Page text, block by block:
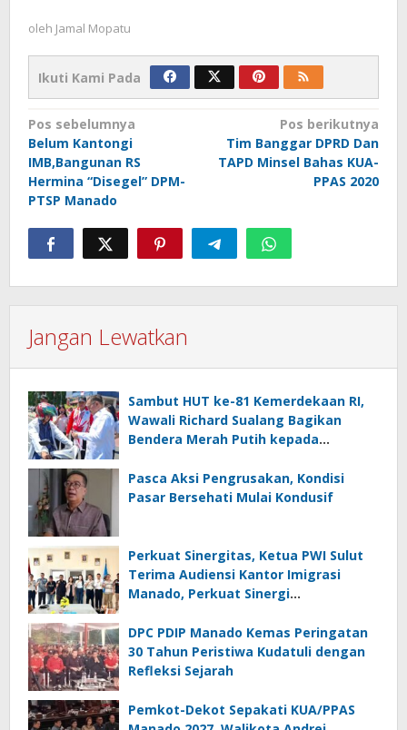
oleh Jamal Mopatu
Ikuti Kami Pada
Navigasi
pos
Pos sebelumnya
Belum Kantongi
IMB,Bangunan RS
Hermina “Disegel” DPM-
PTSP Manado
Pos berikutnya
Tim Banggar DPRD Dan
TAPD Minsel Bahas KUA-
PPAS 2020
Jangan Lewatkan
Sambut HUT ke-81 Kemerdekaan RI,
Wawali Richard Sualang Bagikan
Bendera Merah Putih kepada
Pasca Aksi Pengrusakan, Kondisi
Pasar Bersehati Mulai Kondusif
Perkuat Sinergitas, Ketua PWI Sulut
Terima Audiensi Kantor Imigrasi
Manado, Perkuat Sinergi
Keimigrasian
DPC PDIP Manado Kemas Peringatan
30 Tahun Peristiwa Kudatuli dengan
Refleksi Sejarah
Pemkot-Dekot Sepakati KUA/PPAS